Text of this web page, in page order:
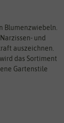
Blumenzwiebeln.
und
auszeichnen.
das Sortiment
Gartenstile